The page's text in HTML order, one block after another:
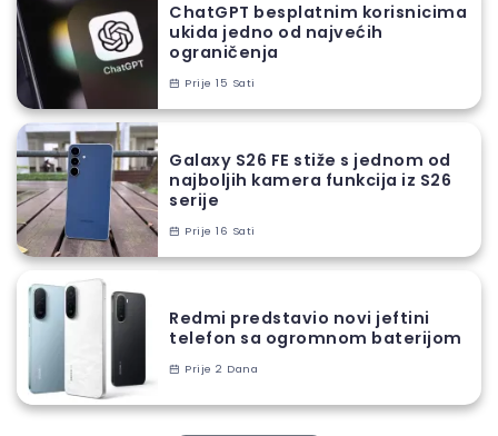
ChatGPT besplatnim korisnicima
ukida jedno od najvećih
ograničenja
Prije 15 Sati
Galaxy S26 FE stiže s jednom od
najboljih kamera funkcija iz S26
serije
Prije 16 Sati
Redmi predstavio novi jeftini
telefon sa ogromnom baterijom
Prije 2 Dana